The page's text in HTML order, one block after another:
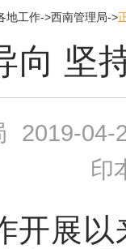
地工作->西南管理局->
向 坚
2019-04-
印
展以